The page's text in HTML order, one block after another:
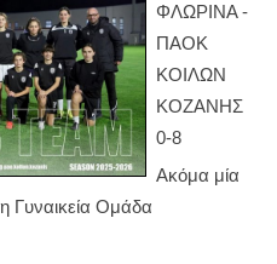
ΦΛΩΡΙΝΑ -
ΠΑΟΚ
ΚΟΙΛΩΝ
ΚΟΖΑΝΗΣ
0-8
Ακόμα μία
Γυναικεία Ομάδα